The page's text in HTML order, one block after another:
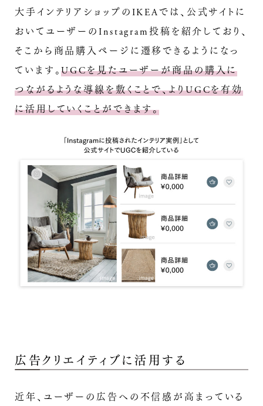
大手インテリアショップのIKEAでは、公式サイトに
おいてユーザーのInstagram投稿を紹介しており、
そこから商品購入ページに遷移できるようになっ
ています。UGCを見たユーザーが商品の購入に
つながるような導線を敷くことで、よりUGCを有効
に活用していくことができます。
広告クリエイティブに活用する
近年、ユーザーの広告への不信感が高まっている